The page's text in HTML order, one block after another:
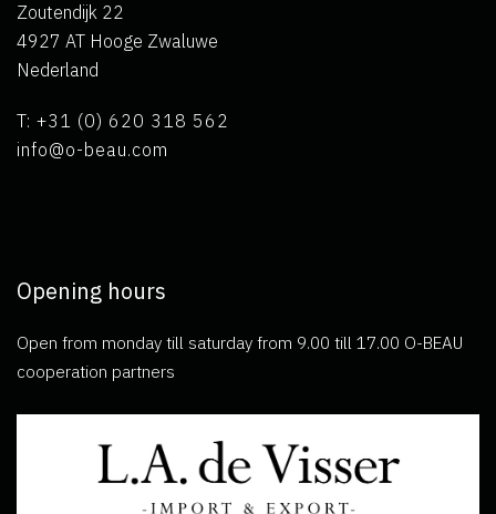
Zoutendijk 22
4927 AT Hooge Zwaluwe
Nederland
T: +31 (0) 620 318 562
info@o-beau.com
Opening hours
Open from monday till saturday from 9.00 till 17.00 O-BEAU
cooperation partners